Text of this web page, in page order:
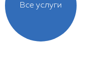
Все услуги